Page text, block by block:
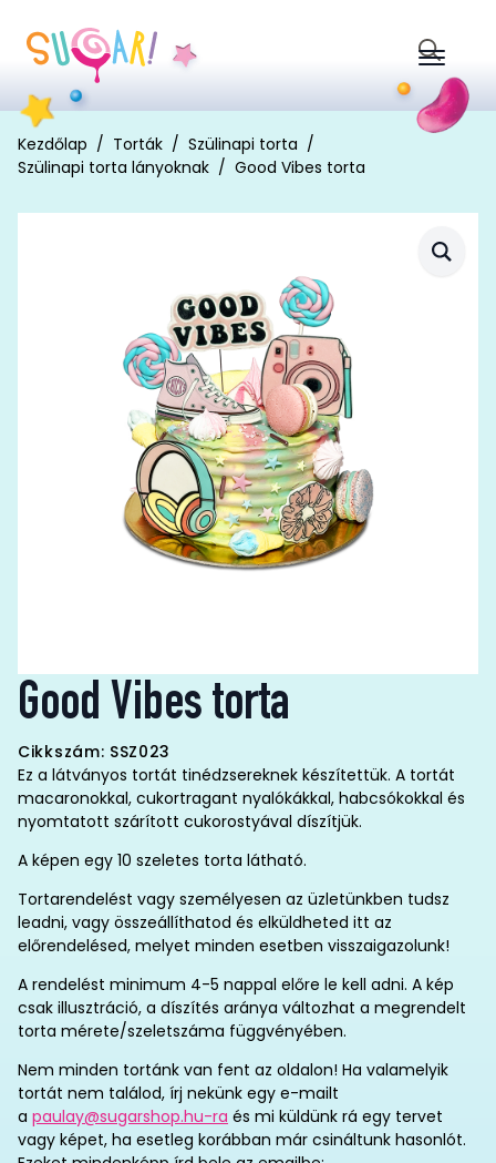
Search
for:
Kezdőlap Torták
Szülinapi torta
Szülinapi torta lányoknak
Good Vibes torta
Good Vibes torta
Cikkszám: SSZ023
Ez a látványos tortát tinédzsereknek készítettük. A tortát
macaronokkal, cukortragant nyalókákkal, habcsókokkal és
nyomtatott szárított cukorostyával díszítjük.
A képen egy 10 szeletes torta látható.
Tortarendelést vagy személyesen az üzletünkben tudsz
leadni, vagy összeállíthatod és elküldheted itt az
előrendelésed, melyet minden esetben visszaigazolunk!
A rendelést minimum 4-5 nappal előre le kell adni. A kép
csak illusztráció, a díszítés aránya változhat a megrendelt
torta mérete/szeletszáma függvényében.
Nem minden tortánk van fent az oldalon! Ha valamelyik
tortát nem találod, írj nekünk egy e-mailt
a paulay@sugarshop.hu-ra és mi küldünk rá egy tervet
vagy képet, ha esetleg korábban már csináltunk hasonlót.